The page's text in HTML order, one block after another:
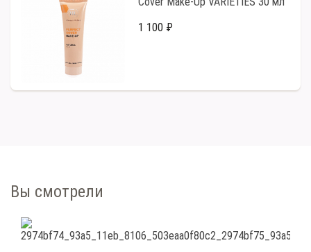
1 100 ₽
Вы смотрели